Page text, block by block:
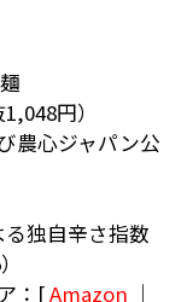
円）
農心ジャパン公
独自辛さ指数
：[Amazon ｜